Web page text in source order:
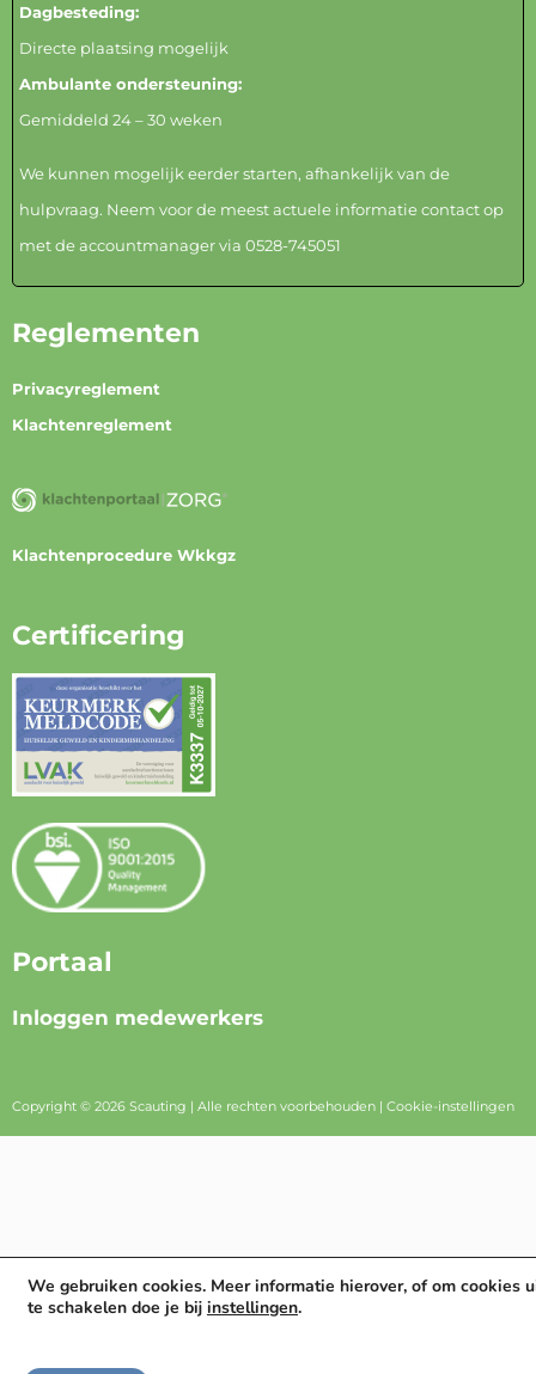
Dagbesteding:
Directe plaatsing mogelijk
Ambulante ondersteuning:
Gemiddeld 24 – 30 weken
We kunnen mogelijk eerder starten, afhankelijk van de
hulpvraag. Neem voor de meest actuele informatie contact op
met de accountmanager via 0528-745051
Reglementen
Privacyreglement
Klachtenreglement
Klachtenprocedure Wkkgz
Certificering
Portaal
Inloggen medewerkers
Copyright © 2026 Scauting | Alle rechten voorbehouden | Cookie-instellingen
We gebruiken cookies. Meer informatie hierover, of om cookies
te schakelen doe je bij instellingen.